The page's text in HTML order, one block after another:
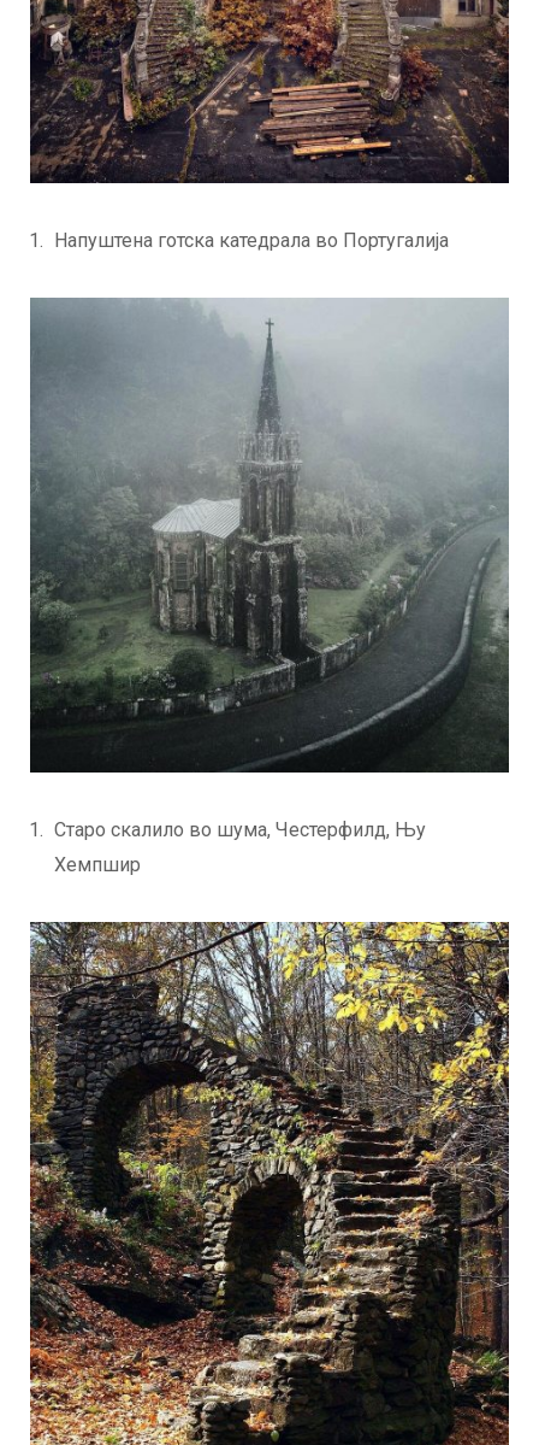
Напуштена готска катедрала во Португалија
Старо скалило во шума, Честерфилд, Њу
Хемпшир